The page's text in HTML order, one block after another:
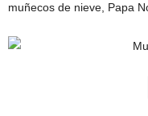
muñecos de nieve, Papa